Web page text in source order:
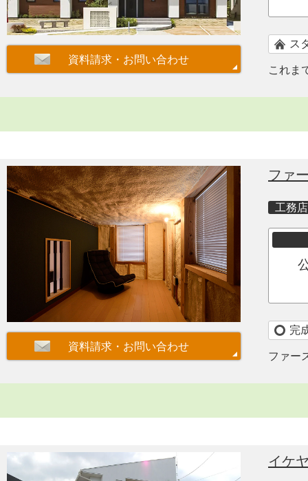
ス
これま
ファ
工務店
完
ファー
イケ